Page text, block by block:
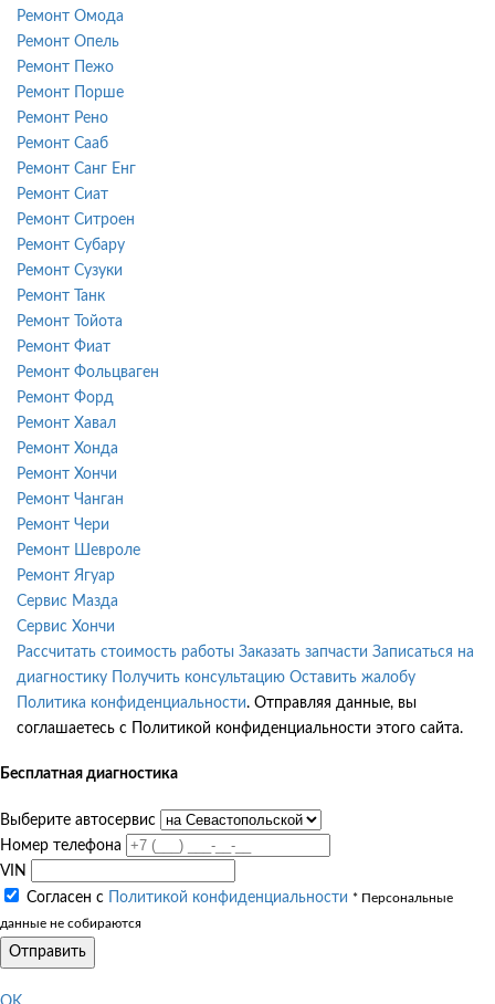
Ремонт Омода
Ремонт Опель
Ремонт Пежо
Ремонт Порше
Ремонт Рено
Ремонт Сааб
Ремонт Санг Енг
Ремонт Сиат
Ремонт Ситроен
Ремонт Субару
Ремонт Сузуки
Ремонт Танк
Ремонт Тойота
Ремонт Фиат
Ремонт Фольцваген
Ремонт Форд
Ремонт Хавал
Ремонт Хонда
Ремонт Хончи
Ремонт Чанган
Ремонт Чери
Ремонт Шевроле
Ремонт Ягуар
Сервис Мазда
Сервис Хончи
Рассчитать стоимость работы Заказать запчасти Записаться на
диагностику
Получить консультацию Оставить жалобу
Политика конфиденциальности. Отправляя данные, вы
соглашаетесь с Политикой конфиденциальности этого сайта.
Бесплатная диагностика
Выберите автосервис
Номер телефона
VIN
Согласен с
Политикой конфиденциальности * Персональные
данные не собираются
Отправить